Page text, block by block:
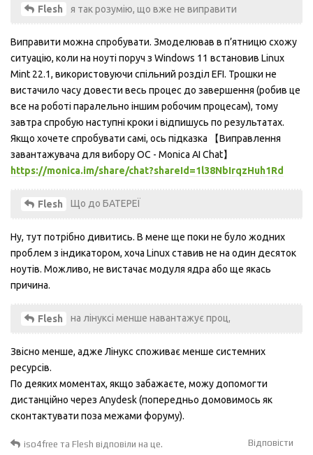
Flesh я так розумію, що вже не виправити
Виправити можна спробувати. Змоделював в п’ятницю схожу
ситуацію, коли на ноуті поруч з Windows 11 встановив Linux
Mint 22.1, використовуючи спільний розділ EFI. Трошки не
вистачило часу довести весь процес до завершення (робив це
все на роботі паралельно іншим робочим процесам), тому
завтра спробую наступні кроки і відпишусь по результатах.
Якщо хочете спробувати самі, ось підказка 【Виправлення
завантажувача для вибору ОС - Monica AI Chat】
https://monica.im/share/chat?shareId=1l38NbIrqzHuh1Rd
Flesh Що до БАТЕРЕЇ
Ну, тут потрібно дивитись. В мене ще поки не було жодних
проблем з індикатором, хоча Linux ставив не на один десяток
ноутів. Можливо, не вистачає модуля ядра або ще якась
причина.
Flesh на лінуксі менше навантажує проц,
Звісно менше, адже Лінукс споживає менше системних
ресурсів.
По деяких моментах, якщо забажаєте, можу допомогти
дистанційно через Anydesk (попередньо домовимось як
сконтактувати поза межами форуму).
Відповісти
iso4free та Flesh відповіли на це.